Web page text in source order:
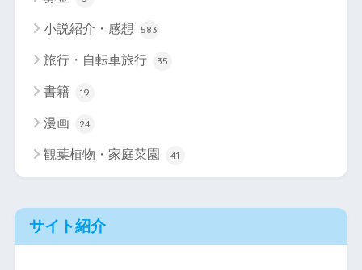
小説紹介・感想 583
旅行・自転車旅行 35
書籍 19
漫画 24
観葉植物・家庭菜園 41
サイト紹介